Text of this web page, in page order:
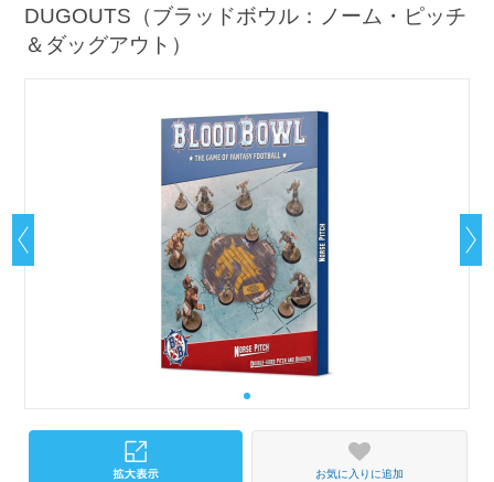
DUGOUTS（ブラッドボウル：ノーム・ピッチ
＆ダッグアウト）
お気に入りに追加